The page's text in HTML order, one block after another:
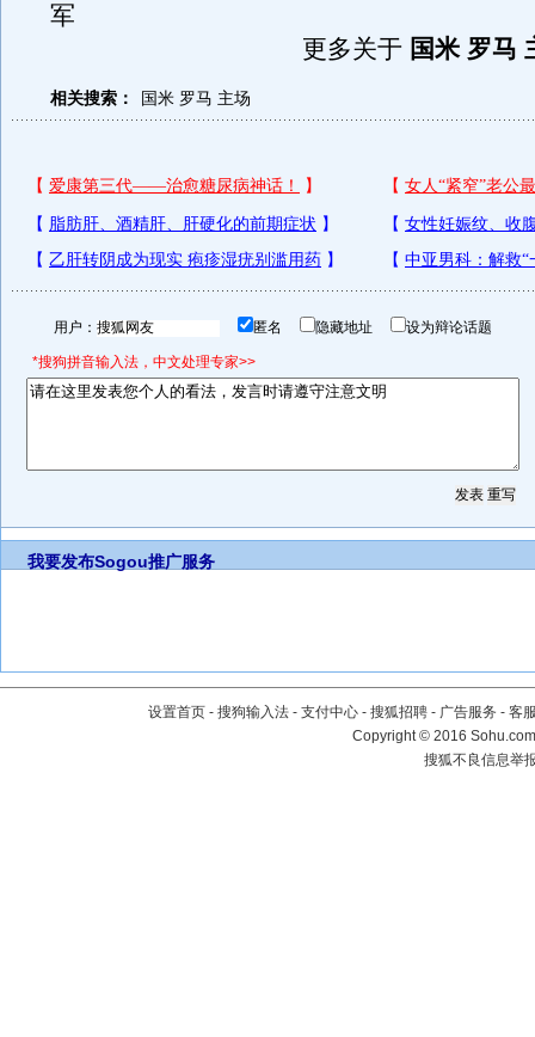
军
更多关于 国米 罗马
相关搜索： 国米 罗马 主场
用户： 匿名 隐藏地址 设为辩论话题
*搜狗拼音输入法，中文处理专家>>
我要发布Sogou推广服务
设置首页 - 搜狗输入法 - 支付中心 - 搜狐招聘 - 广告服务 - 客
Copyright©2016
搜狐不良信息举